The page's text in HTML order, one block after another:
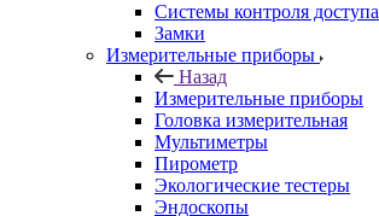
Системы контроля доступа
Замки
Измерительные приборы
Назад
Измерительные приборы
Головка измерительная
Мультиметры
Пирометр
Экологические тестеры
Эндоскопы